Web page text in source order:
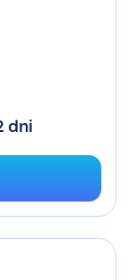
dni